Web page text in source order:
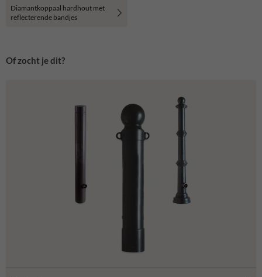
Diamantkoppaal hardhout met
reflecterende bandjes
Of zocht je dit?